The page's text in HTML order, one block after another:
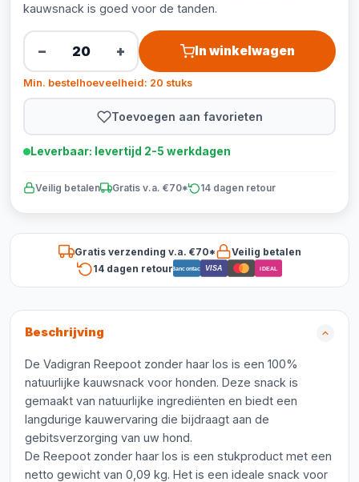
kauwsnack is goed voor de tanden.
− + In winkelwagen
Min. bestelhoeveelheid: 20 stuks
Toevoegen aan favorieten
Leverbaar: levertijd 2-5 werkdagen
Veilig betalen Gratis v.a. €70* 14 dagen retour
Gratis verzending v.a. €70*
Veilig betalen
14 dagen retourBancontact VISA iDEAL
Beschrijving
De Vadigran Reepoot zonder haar los is een 100%
natuurlijke kauwsnack voor honden. Deze snack is
gemaakt van natuurlijke ingrediënten en biedt een
langdurige kauwervaring die bijdraagt aan de
gebitsverzorging van uw hond.
De Reepoot zonder haar los is een stukproduct met een
netto gewicht van 0,09 kg. Het is een ideale snack voor